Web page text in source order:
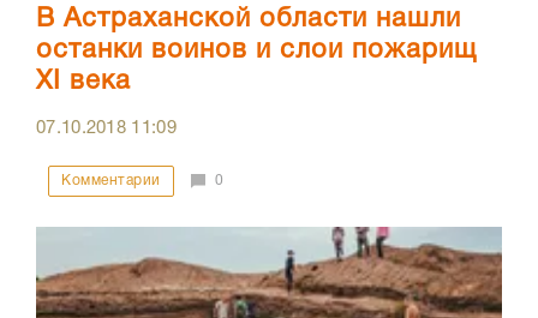
В Астраханской области нашли
останки воинов и слои пожарищ
XI века
07.10.2018 11:09
Комментарии 0